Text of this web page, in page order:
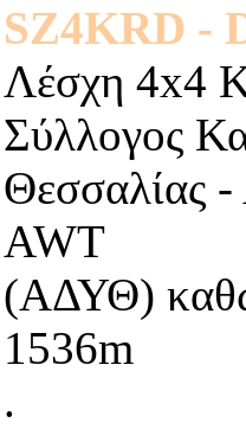
SZ4KRD -
Λέσχη 4x4
Σύλλογος
Θεσσαλίας
AWT
(ΑΔΥΘ)
1536m
.